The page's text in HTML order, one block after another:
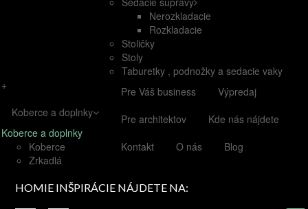
Nerozkladacie
Rozkladacie
Stoličky
Stoly
Taburetky , podnožky a sedacie vaky
+
Koberce a doplnky
Koberce a doplnky
Koberce
Zrkadlá
Pre Váš business
Výpredaj
Pre architektov
Kde nás nájdete
Kontakt
O nás Blog
HOMIE INŠPIRÁCIE NÁJDETE NA: